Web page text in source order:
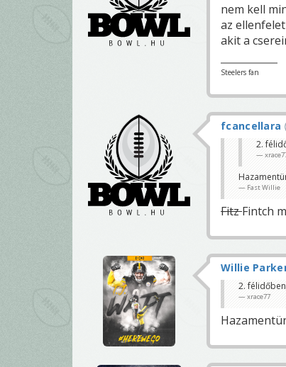
nem kell
az
akit a
Steelers fan
fcancellara
2.
Fast Willie
FitzFintch
Willie
2.
xrace77